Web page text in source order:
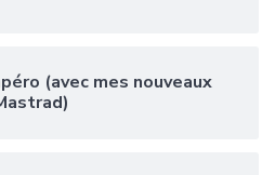
(avec mes nouveaux